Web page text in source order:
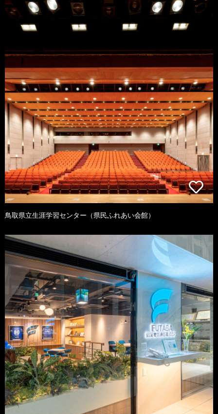
鳥取県立生涯学習センター（県民ふれあい会館）